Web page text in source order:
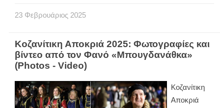
23 Φεβρουάριος 2025
Κοζανίτικη Αποκριά 2025: Φωτογραφίες και
βίντεο από τον Φανό «Μπουγδανάθκα»
(Photos - Video)
Κοζανίτικη
Αποκριά